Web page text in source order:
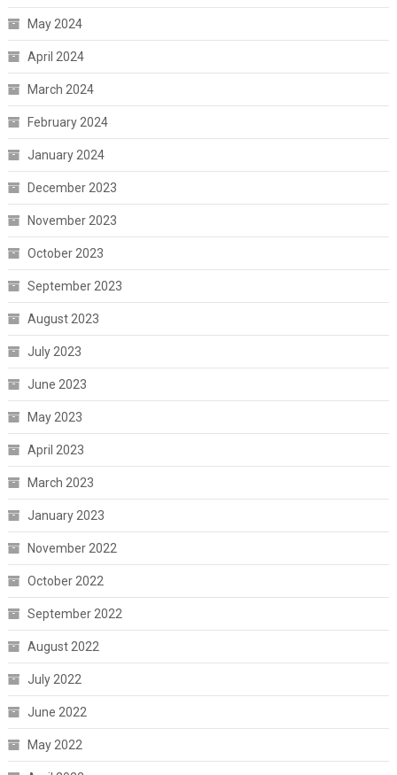
May 2024
April 2024
March 2024
February 2024
January 2024
December 2023
November 2023
October 2023
September 2023
August 2023
July 2023
June 2023
May 2023
April 2023
March 2023
January 2023
November 2022
October 2022
September 2022
August 2022
July 2022
June 2022
May 2022